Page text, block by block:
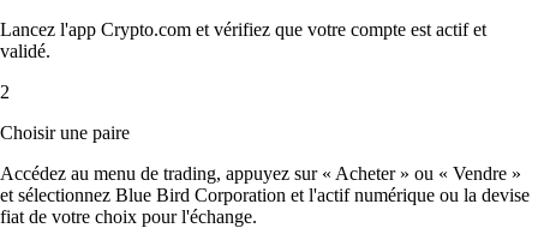
Lancez l'app Crypto.com et vérifiez que votre compte est actif et
validé.
2
Choisir une paire
Accédez au menu de trading, appuyez sur « Acheter » ou « Vendre »
et sélectionnez Blue Bird Corporation et l'actif numérique ou la devise
fiat de votre choix pour l'échange.